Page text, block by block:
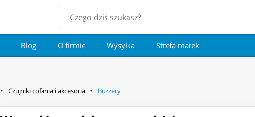
Blog O firmie Wysyłka Strefa marek
Czujniki cofania i akcesoria Buzzery